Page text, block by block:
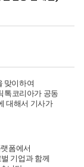
맞이하여
톡코리아가 공동
대해서 기사가
폼에서
벌 기업과 함께